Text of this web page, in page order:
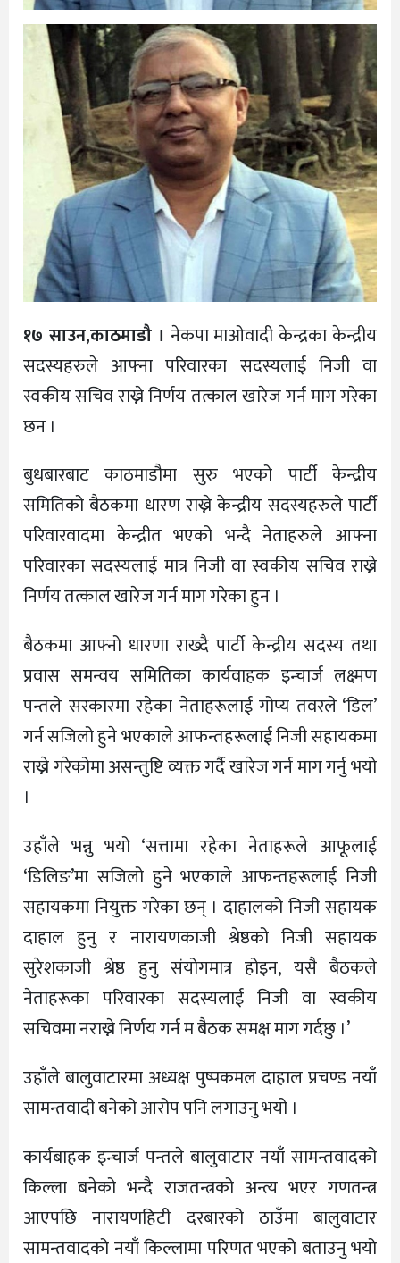
१७ साउन,काठमाडौ । नेकपा माओवादी केन्द्रका केन्द्रीय
सदस्यहरुले आफ्ना परिवारका सदस्यलाई निजी वा
स्वकीय सचिव राख्ने निर्णय तत्काल खारेज गर्न माग गरेका
छन ।
बुधबारबाट काठमाडौमा सुरु भएको पार्टी केन्द्रीय
समितिको बैठकमा धारण राख्ने केन्द्रीय सदस्यहरुले पार्टी
परिवारवादमा केन्द्रीत भएको भन्दै नेताहरुले आफ्ना
परिवारका सदस्यलाई मात्र निजी वा स्वकीय सचिव राख्ने
निर्णय तत्काल खारेज गर्न माग गरेका हुन ।
बैठकमा आफ्नो धारणा राख्दै पार्टी केन्द्रीय सदस्य तथा
प्रवास समन्वय समितिका कार्यवाहक इन्चार्ज लक्ष्मण
पन्तले सरकारमा रहेका नेताहरूलाई गोप्य तवरले ‘डिल’
गर्न सजिलो हुने भएकाले आफन्तहरूलाई निजी सहायकमा
राख्ने गरेकोमा असन्तुष्टि व्यक्त गर्दै खारेज गर्न माग गर्नु भयो
।
उहाँले भन्नु भयो ‘सत्तामा रहेका नेताहरूले आफूलाई
‘डिलिङ’मा सजिलो हुने भएकाले आफन्तहरूलाई निजी
सहायकमा नियुक्त गरेका छन् । दाहालको निजी सहायक
दाहाल हुनु र नारायणकाजी श्रेष्ठको निजी सहायक
सुरेशकाजी श्रेष्ठ हुनु संयोगमात्र होइन, यसै बैठकले
नेताहरूका परिवारका सदस्यलाई निजी वा स्वकीय
सचिवमा नराख्ने निर्णय गर्न म बैठक समक्ष माग गर्दछु ।’
उहाँले बालुवाटारमा अध्यक्ष पुष्पकमल दाहाल प्रचण्ड नयाँ
सामन्तवादी बनेको आरोप पनि लगाउनु भयो ।
कार्यबाहक इन्चार्ज पन्तले बालुवाटार नयाँ सामन्तवादको
किल्ला बनेको भन्दै राजतन्त्रको अन्त्य भएर गणतन्त्र
आएपछि नारायणहिटी दरबारको ठाउँमा बालुवाटार
सामन्तवादको नयाँ किल्लामा परिणत भएको बताउनु भयो